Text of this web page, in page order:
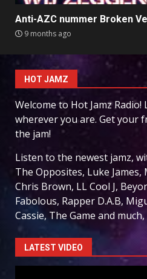
Anti-AZC nummer Broken
9 months ago
HOT JAMZ
Welcome to Hot Jamz
wherever you are. Get your
the jam!
Listen to the newest jamz,
The Opposites, Luke James,
Chris Brown, LL Cool J,
Fabolous, Rapper D.A.B,
Cassie, The Game and
LATEST VIDEO